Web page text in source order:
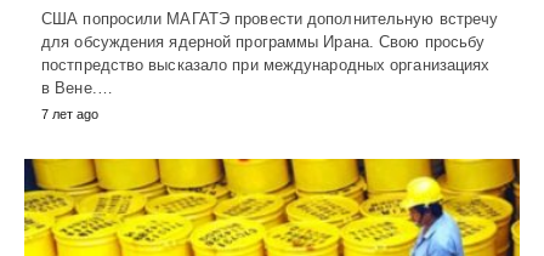
США попросили МАГАТЭ провести дополнительную встречу
для обсуждения ядерной программы Ирана. Свою просьбу
постпредство высказало при международных организациях
в Вене.…
7 лет ago